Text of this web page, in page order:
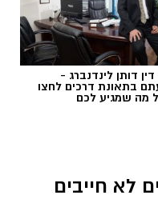
דין דותן לינדנברג -
בתאונת דרכים לחצו
מה שמגיע לכם
לא חייבים